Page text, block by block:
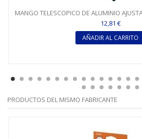
MANGO TELESCOPICO DE ALUMINIO
12,81 €
AÑADIR AL CARRITO
PRODUCTOS DEL MISMO FABRICANTE